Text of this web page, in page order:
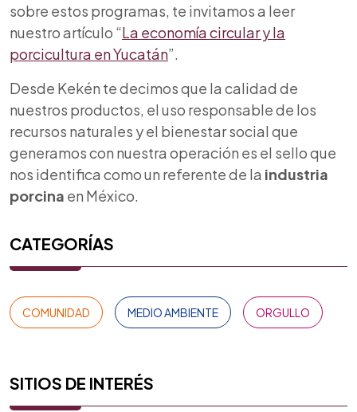
sobre estos programas, te invitamos a leer
nuestro artículo “La economía circular y la
porcicultura en Yucatán”.
Desde Kekén te decimos que la calidad de
nuestros productos, el uso responsable de los
recursos naturales y el bienestar social que
generamos con nuestra operación es el sello que
nos identifica como un referente de la industria
porcina en México.
CATEGORÍAS
COMUNIDAD MEDIO AMBIENTE ORGULLO
SITIOS DE INTERÉS